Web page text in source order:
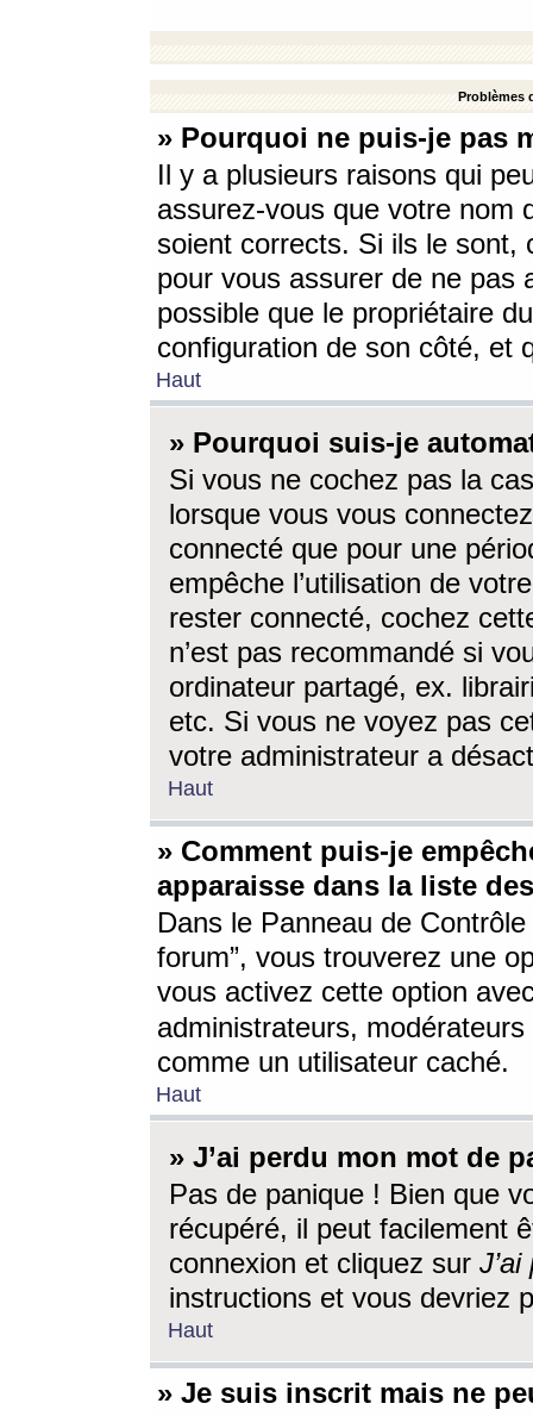
Problèmes
» Pourquoi ne puis-je pas
Il y a plusieurs raisons qui
assurez-vous que votre nom
soient corrects. Si ils le sont,
pour vous assurer de ne pas
possible que le propriétaire
configuration de son côté, et
Haut
» Pourquoi suis-je
Si vous ne cochez pas la
lorsque vous vous
connecté que pour une
empêche l’utilisation de
rester connecté, cochez
n’est pas recommandé si
ordinateur partagé, ex.
etc. Si vous ne voyez pas
votre administrateur a
Haut
» Comment puis-je
apparaisse dans la liste
Dans le Panneau de
forum”, vous trouverez une
vous activez cette option
administrateurs,
comme un utilisateur caché.
Haut
» J’ai perdu mon mot de
Pas de panique ! Bien que
récupéré, il peut facilement
connexion et cliquez sur
instructions et vous devriez
Haut
» Je suis inscrit mais ne